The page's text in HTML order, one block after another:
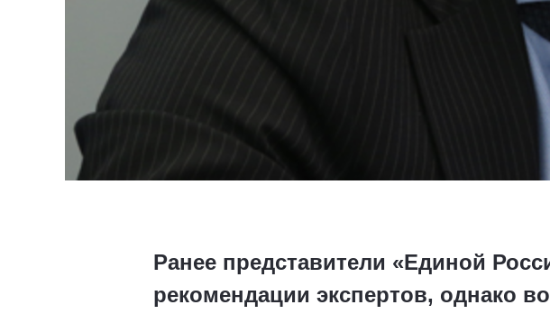
Ранее представители «Единой
рекомендации экспертов, однако